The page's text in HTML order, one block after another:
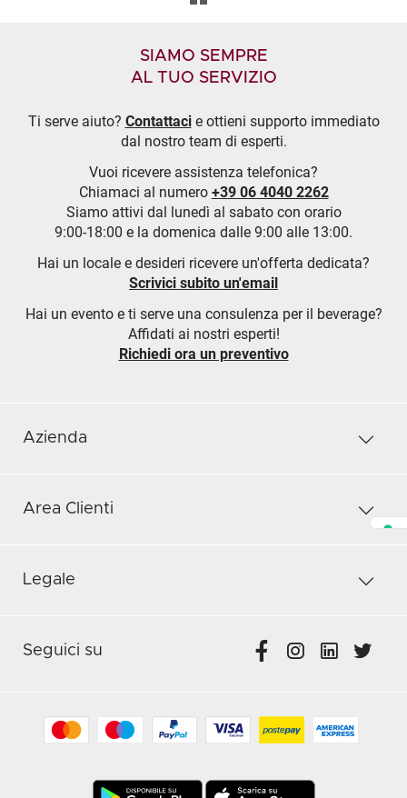
SIAMO SEMPRE
AL TUO SERVIZIO
Ti serve aiuto? Contattacie ottieni supporto immediato
dal nostro team di esperti.
Vuoi ricevere assistenza telefonica?
Chiamaci al numero +39 06 4040 2262
Siamo attivi dal lunedì al sabato con orario
9:00-18:00 e la domenica dalle 9:00 alle 13:00.
Hai un locale e desideri ricevere un'offerta dedicata?
Scrivici subito un'email
Hai un evento e ti serve una consulenza per il beverage?
Affidati ai nostri esperti!
Richiedi ora un preventivo
Azienda
Area Clienti
Legale
Seguici su